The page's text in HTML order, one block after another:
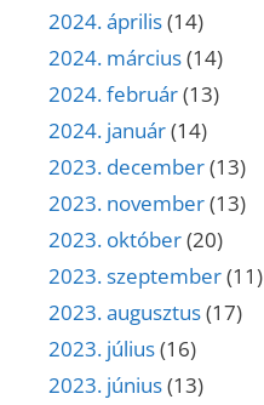
2024. április(14)
2024. március(14)
2024. február(13)
2024. január(14)
2023. december(13)
2023. november(13)
2023. október(20)
2023. szeptember(11)
2023. augusztus(17)
2023. július(16)
2023. június(13)